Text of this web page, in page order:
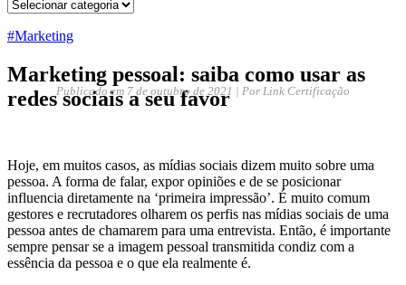
#Marketing
Marketing pessoal: saiba como usar as
redes sociais a seu favor
Publicado em 7 de outubro de 2021 | Por Link Certificação
Hoje, em muitos casos, as mídias sociais dizem muito sobre uma
pessoa. A forma de falar, expor opiniões e de se posicionar
influencia diretamente na ‘primeira impressão’. É muito comum
gestores e recrutadores olharem os perfis nas mídias sociais de uma
pessoa antes de chamarem para uma entrevista. Então, é importante
sempre pensar se a imagem pessoal transmitida condiz com a
essência da pessoa e o que ela realmente é.